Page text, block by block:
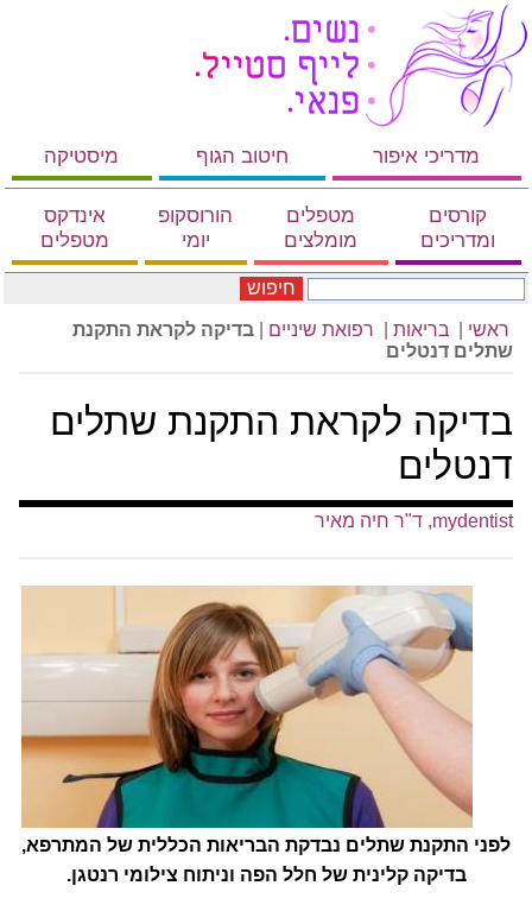
מדריכי איפור חיטוב הגוף מיסטיקה
קורסים
ומדריכים
מטפלים
מומלצים
הורוסקופ
יומי
אינדקס
מטפלים
חיפוש
ראשי בריאות רפואת שיניים
בדיקה לקראת התקנת
שתלים דנטלים
בדיקה לקראת התקנת שתלים
דנטלים
mydentist, ד"ר חיה מאיר
לפני התקנת שתלים נבדקת הבריאות הכללית של המתרפא,
בדיקה קלינית של חלל הפה וניתוח צילומי רנטגן.